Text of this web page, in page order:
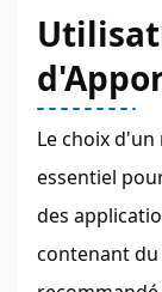
Le choix
essentiel
des
contenant du